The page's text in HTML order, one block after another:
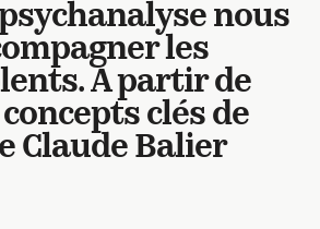
nous
les
A partir de
clés de
Claude Balier